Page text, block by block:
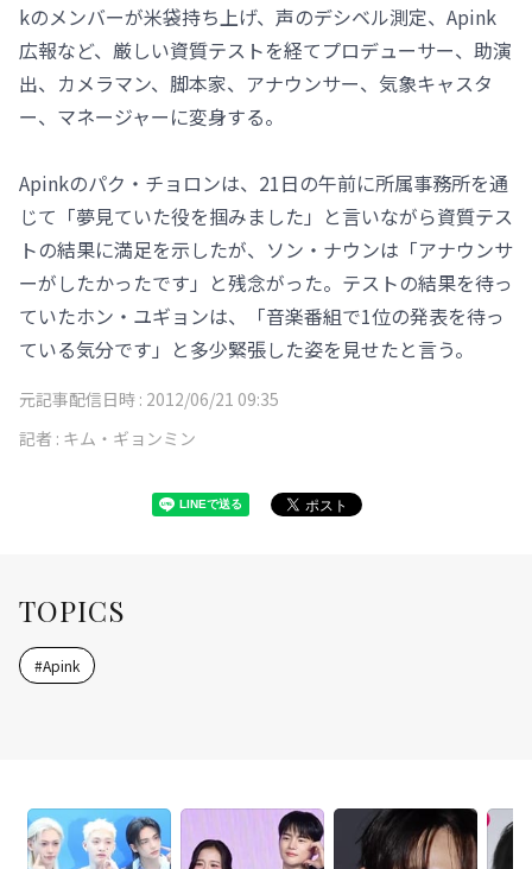
kのメンバーが米袋持ち上げ、声のデシベル測定、Apink
広報など、厳しい資質テストを経てプロデューサー、助演
出、カメラマン、脚本家、アナウンサー、気象キャスタ
ー、マネージャーに変身する。
Apinkのパク・チョロンは、21日の午前に所属事務所を通
じて「夢見ていた役を掴みました」と言いながら資質テス
トの結果に満足を示したが、ソン・ナウンは「アナウンサ
ーがしたかったです」と残念がった。テストの結果を待っ
ていたホン・ユギョンは、「音楽番組で1位の発表を待っ
ている気分です」と多少緊張した姿を見せたと言う。
元記事配信日時 : 2012/06/21 09:35
記者 : キム・ギョンミン
TOPICS
#Apink